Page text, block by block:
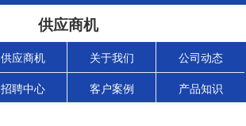
供应商机
供应商机 关于我们 公司动态
招聘中心 客户案例 产品知识